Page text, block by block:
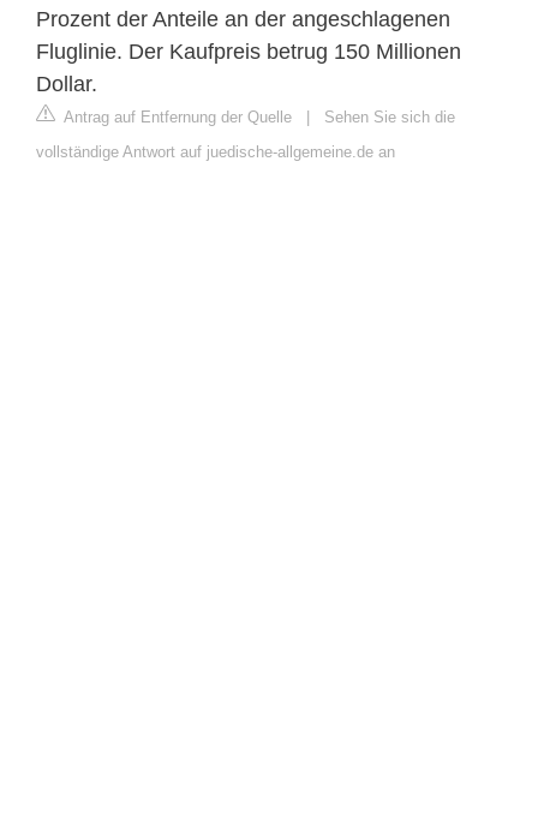
Prozent der Anteile an der angeschlagenen
Fluglinie. Der Kaufpreis betrug 150 Millionen
Dollar.
Antrag auf Entfernung der Quelle | Sehen Sie sich die
vollständige Antwort auf juedische-allgemeine.de an